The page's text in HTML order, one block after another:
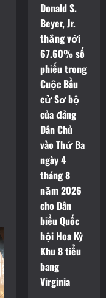
Donald S.
Beyer, Jr.
thắng với
67.60% số
phiếu trong
Cuộc Bầu
cử Sơ bộ
của đảng
Dân Chủ
vào Thứ Ba
ngày 4
tháng 8
năm 2026
cho Dân
biểu Quốc
hội Hoa Kỳ
Khu 8 tiểu
bang
Virginia